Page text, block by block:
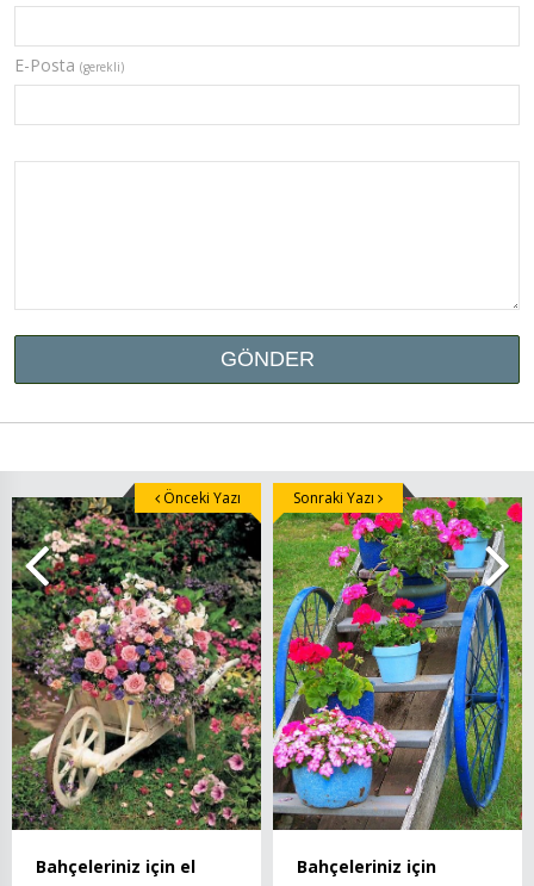
E-Posta (gerekli)
Bahçeleriniz için el
Önceki Yazı
Bahçeleriniz için
Sonraki Yazı